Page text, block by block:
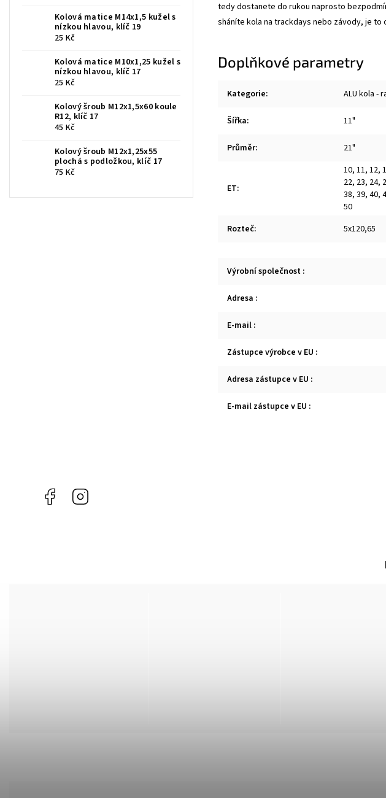
Kolová matice M14x1,5 kužel s
nízkou hlavou, klíč 19
25 Kč
Kolová matice M10x1,25 kužel s
nízkou hlavou, klíč 17
25 Kč
Kolový šroub M12x1,5x60 koule
R12, klíč 17
45 Kč
Kolový šroub M12x1,25x55
plochá s podložkou, klíč 17
75 Kč
tedy dostanete do rukou naprosto
sháníte kola na trackdays nebo závody, je to
Doplňkové parametry
Kategorie: ALU kola -
Šířka: 11"
Průměr: 21"
ET:
10, 11, 12,
22, 23, 24,
38, 39, 40,
50
Rozteč: 5x120,65
Výrobní společnost :
Adresa :
E-mail :
Zástupce výrobce v EU :
Adresa zástupce v EU :
E-mail zástupce v EU :
Facebook